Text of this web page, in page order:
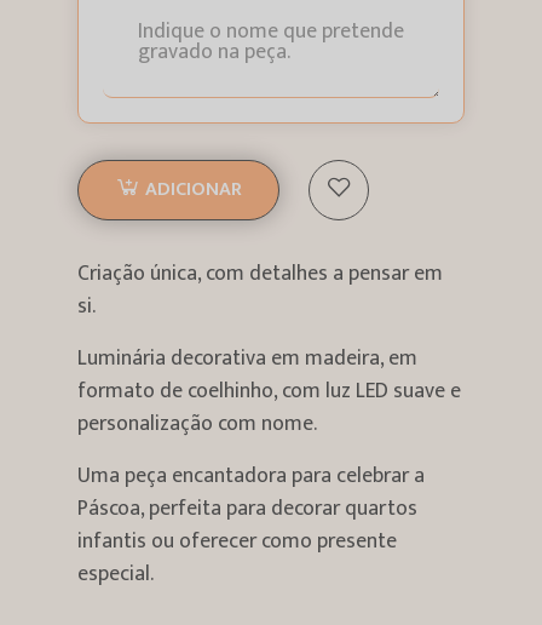
ADICIONAR
Criação única, com detalhes a pensar em
si.
Luminária decorativa em madeira, em
formato de coelhinho, com luz LED suave e
personalização com nome.
Uma peça encantadora para celebrar a
Páscoa, perfeita para decorar quartos
infantis ou oferecer como presente
especial.